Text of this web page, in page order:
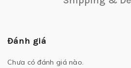
Đánh giá
Chưa có đánh giá nào.